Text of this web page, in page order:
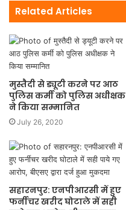
Related Articles
मुस्तैदी से ड्यूटी करने पर आठ
पुलिस कर्मी को पुलिस अधीक्षक
ने किया सम्मानित
July 26, 2020
सहारनपुर: एनपीआरसी में हुए
फर्नीचर खरीद घोटाले में सही